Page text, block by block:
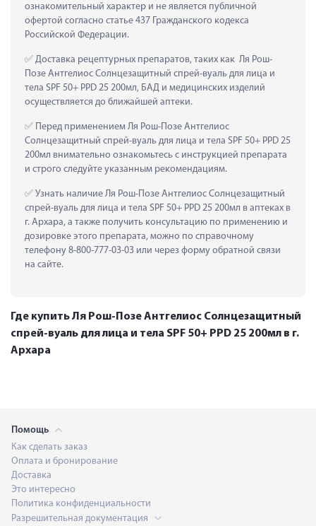
ознакомительный характер и не является публичной
офертой согласно статье 437 Гражданского кодекса
Российской Федерации.
Доставка рецептурных препаратов, таких как  Ля Рош-
Позе Антгелиос Солнцезащитный спрей-вуаль для лица и
тела SPF 50+ PPD 25 200мл, БАД и медицинских изделий
осуществляется до ближайшей аптеки.
Перед применением Ля Рош-Позе Антгелиос
Солнцезащитный спрей-вуаль для лица и тела SPF 50+ PPD 25
200мл внимательно ознакомьтесь с инструкцией препарата
и строго следуйте указанным рекомендациям.
Узнать наличие Ля Рош-Позе Антгелиос Солнцезащитный
спрей-вуаль для лица и тела SPF 50+ PPD 25 200мл в аптеках в
г. Архара, а также получить консультацию по применению и
дозировке этого препарата, можно по справочному
телефону 8-800-777-03-03 или через форму обратной связи
на сайте.
Где купить Ля Рош-Позе Антгелиос Солнцезащитный
спрей-вуаль для лица и тела SPF 50+ PPD 25 200мл в г.
Архара
Помощь
Как сделать заказ
Оплата и бронирование
Доставка
Это интересно
Политика конфиденциальности
Разрешительная документация